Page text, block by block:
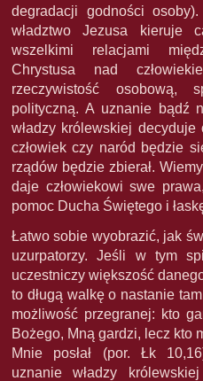
degradacji godności
władztwo Jezusa kieruje
wszelkimi relacjami
Chrystusa nad
rzeczywistość osobową,
polityczną. A uznanie bądź
władzy królewskiej
człowiek czy naród będzie
rządów będzie zbierał.
daje człowiekowi swe
pomoc Ducha Świętego i
Łatwo sobie wyobrazić, jak
uzurpatorzy. Jeśli w tym
uczestniczy większość
to długą walkę o nastanie
możliwość przegranej: kto
Bożego, Mną gardzi, lecz kto
Mnie posłał (por. Łk
uznanie władzy